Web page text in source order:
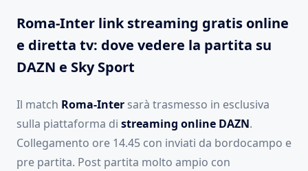
Roma-Inter link streaming gratis online
e diretta tv: dove vedere la partita su
DAZN e Sky Sport
Il match Roma-Inter sarà trasmesso in esclusiva
sulla piattaforma di streaming online DAZN.
Collegamento ore 14.45 con inviati da bordocampo e
pre partita. Post partita molto ampio con